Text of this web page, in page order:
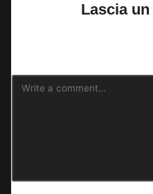
Lascia